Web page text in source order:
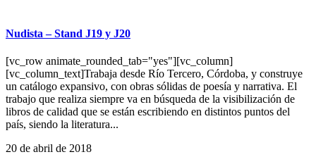
Nudista – Stand J19 y J20
[vc_row animate_rounded_tab="yes"][vc_column]
[vc_column_text]Trabaja desde Río Tercero, Córdoba, y construye
un catálogo expansivo, con obras sólidas de poesía y narrativa. El
trabajo que realiza siempre va en búsqueda de la visibilización de
libros de calidad que se están escribiendo en distintos puntos del
país, siendo la literatura...
20 de abril de 2018